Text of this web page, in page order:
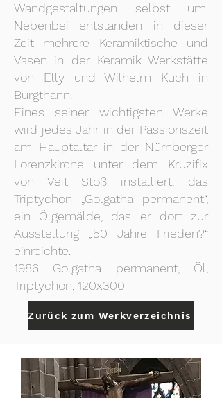
Wandgestaltungen selbst um.
Nebenbei entstanden in dieser
Zeit mehrere Keramiktische und
Vasen in der Keramik Werkstätte
von Elly und Wilhelm Kuch in
Burgthann.
Eines seiner wichtigsten Werke
wird jedes Jahr in der Passionszeit
am Hauptaltar in der Nürnberger
Lorenzkirche unter dem Kruzifix
von Veit Stoß installiert: das
Triptychon „Golgatha permanent“,
ein Ölgemälde, das er dort zur
Ausstellung „50 Jahre Frieden?“
einreichte.
1986 Golgatha permanent, Öl,
Triptychon, 120x300
Zurück zum Werkverzeichnis